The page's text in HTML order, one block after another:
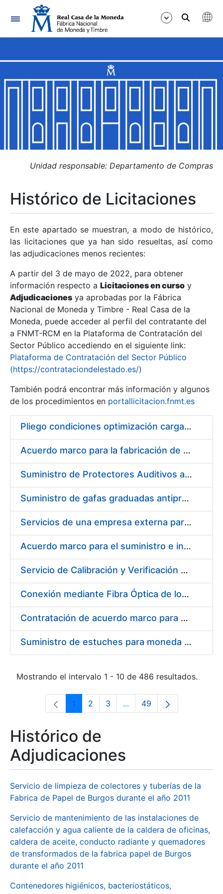
Navegación
Mostrar/Ocultar
Mostrar/Ocultar
Mostrar/Ocultar
Mostrar/Ocultar
Mostrar/Ocultar
Mostrar/Ocultar
Unidad responsable: Departamento de Compras
Histórico de Licitaciones
En este apartado se muestran, a modo de histórico,
las licitaciones que ya han sido resueltas, así como
las adjudicaciones menos recientes:
A partir del 3 de mayo de 2022, para obtener
información respecto a Licitaciones en curso y
Adjudicaciones ya aprobadas por la Fábrica
Nacional de Moneda y Timbre - Real Casa de la
Moneda, puede acceder al perfil del contratante del
a FNMT-RCM en la Plataforma de Contratación del
Sector Público accediendo en el siguiente link:
Plataforma de Contratación del Sector Público
(https://contrataciondelestado.es/)
También podrá encontrar más información y algunos
de los procedimientos en portallicitacion.fnmt.es
Pliego condiciones optimización cargas compras firmado
Acuerdo marco para la fabricación de piezas
Suministro de Protectores Auditivos a medida para las personas trabajadoras de los Centros de Trabajo de Madrid y Burgos
Suministro de gafas graduadas antiproyecciones para los trabajadores de la FNMT-RCM en los centros de trabajo de Madrid y Burgos
Servicios de una empresa externa para el asesoramiento y resolución de los recursos de alzada que se presentan relacionados con procesos de selección para la FNMT-RCM
Acuerdo marco para el suministro e instalación de persianas, estores y otros complementos
Servicio de Calibración y Verificación Externa de los Equipos de Medición del Servicio de Prevención de la FNMT-RCM
Conexión mediante Fibra Óptica de los Centros de Proceso de Datos (CPDs) de las sedes de la FNMT-RCM de Burgos y Madrid
Contratación de acuerdo marco para el Suministro de Material de Electricidad para la Fábrica Nacional de Moneda y Timbre-Real Casa de la Moneda en su centro de trabajo de Burgos
Suministro de estuches para moneda de 30 €
Mostrando el intervalo 1 - 10 de 486 resultados.
Página
1 Página
2 Página
3 ...Páginas intermedias Use
Página
49
Histórico de
Adjudicaciones
Servicio de limpieza de colectores y tuberías de la
Fabrica de Papel de Burgos durante el año 2011
Servicio de mantenimiento de las instalaciones de
calefacción y agua caliente de la caldera de oficinas,
caldera de aceite, conducto radiante y quemadores
de transformados de la fabrica papel de Burgos
durante el año 2011
Contenedores higiénicos, bacteriostáticos,